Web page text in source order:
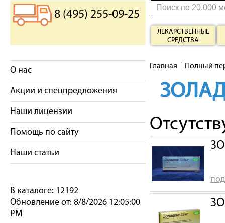
8 (495) 255-09-25
ЛЕКАРСТВЕННЫЕ
СРЕДСТВА
О нас
Акции и спецпредложения
Наши лицензии
Помощь по сайту
Наши статьи
В каталоге: 12192
Обновление от: 8/8/2026 12:05:00
PM
Главная Полный